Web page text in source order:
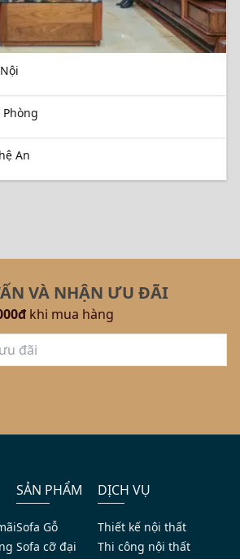
An
VÀ NHẬN ƯU ĐÃI
khi mua hàng
SẢN PHẨM
Sofa Gỗ
Sofa cỡ đại
DỊCH VỤ
Thiết kế nội thất
Thi công nội thất